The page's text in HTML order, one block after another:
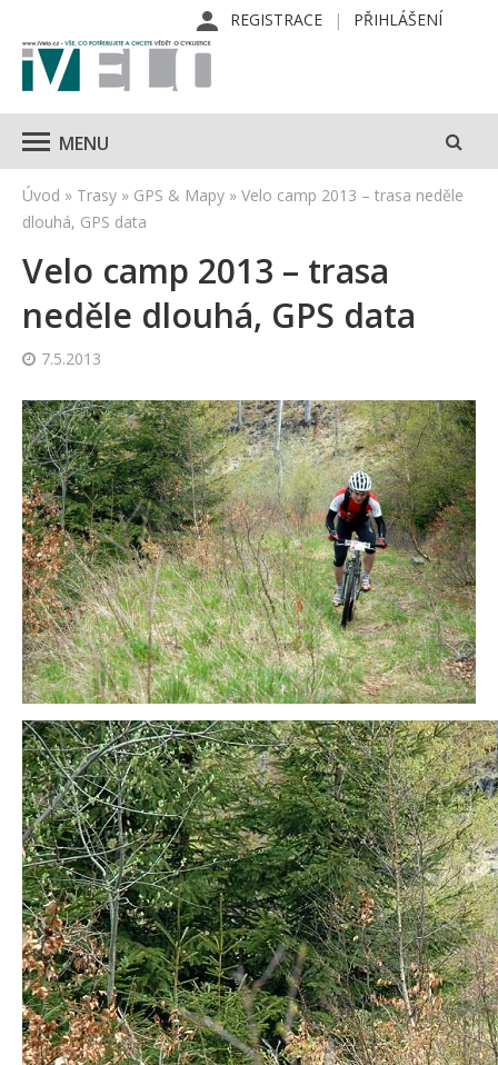
REGISTRACE PŘIHLÁŠENÍ
MENU
Úvod » Trasy » GPS & Mapy » Velo camp 2013 – trasa neděle
dlouhá, GPS data
Velo camp 2013 – trasa
neděle dlouhá, GPS data
7.5.2013